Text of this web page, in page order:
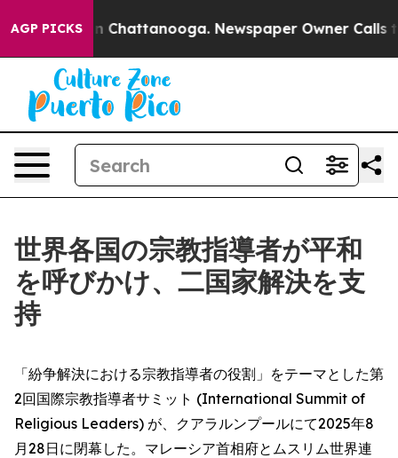
AGP PICKS
Chaos in Chattanooga. Newspaper Owner Calls
世界各国の宗教指導者が平和
を呼びかけ、二国家解決を支
持
「紛争解決における宗教指導者の役割」をテーマとした第
2回国際宗教指導者サミット (International Summit of
Religious Leaders) が、クアラルンプールにて2025年8
月28日に閉幕した。マレーシア首相府とムスリム世界連